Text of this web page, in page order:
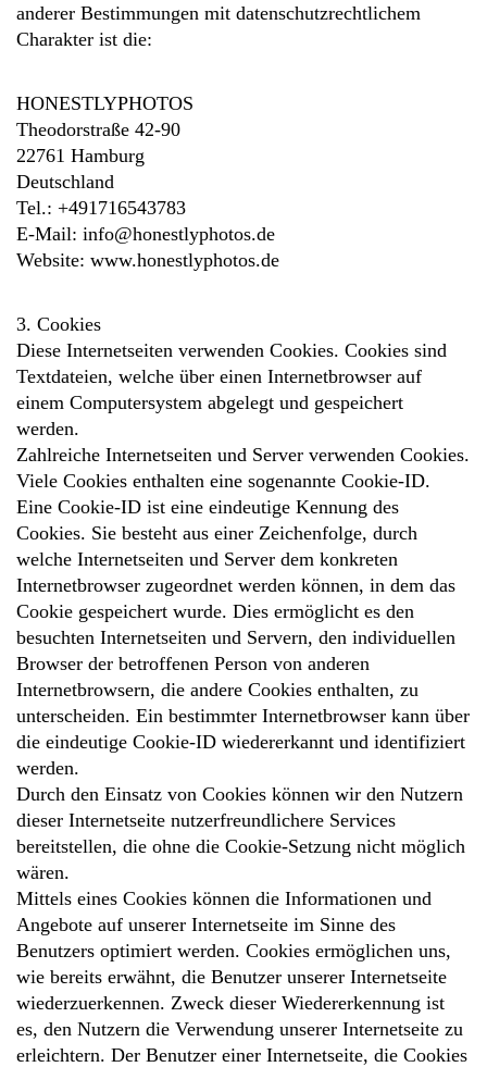
anderer Bestimmungen mit datenschutzrechtlichem
Charakter ist die:
HONESTLYPHOTOS
Theodorstraße 42-90
22761 Hamburg
Deutschland
Tel.: +491716543783
E-Mail: info@honestlyphotos.de
Website: www.honestlyphotos.de
3. Cookies
Diese Internetseiten verwenden Cookies. Cookies sind
Textdateien, welche über einen Internetbrowser auf
einem Computersystem abgelegt und gespeichert
werden.
Zahlreiche Internetseiten und Server verwenden Cookies.
Viele Cookies enthalten eine sogenannte Cookie-ID.
Eine Cookie-ID ist eine eindeutige Kennung des
Cookies. Sie besteht aus einer Zeichenfolge, durch
welche Internetseiten und Server dem konkreten
Internetbrowser zugeordnet werden können, in dem das
Cookie gespeichert wurde. Dies ermöglicht es den
besuchten Internetseiten und Servern, den individuellen
Browser der betroffenen Person von anderen
Internetbrowsern, die andere Cookies enthalten, zu
unterscheiden. Ein bestimmter Internetbrowser kann über
die eindeutige Cookie-ID wiedererkannt und identifiziert
werden.
Durch den Einsatz von Cookies können wir den Nutzern
dieser Internetseite nutzerfreundlichere Services
bereitstellen, die ohne die Cookie-Setzung nicht möglich
wären.
Mittels eines Cookies können die Informationen und
Angebote auf unserer Internetseite im Sinne des
Benutzers optimiert werden. Cookies ermöglichen uns,
wie bereits erwähnt, die Benutzer unserer Internetseite
wiederzuerkennen. Zweck dieser Wiedererkennung ist
es, den Nutzern die Verwendung unserer Internetseite zu
erleichtern. Der Benutzer einer Internetseite, die Cookies